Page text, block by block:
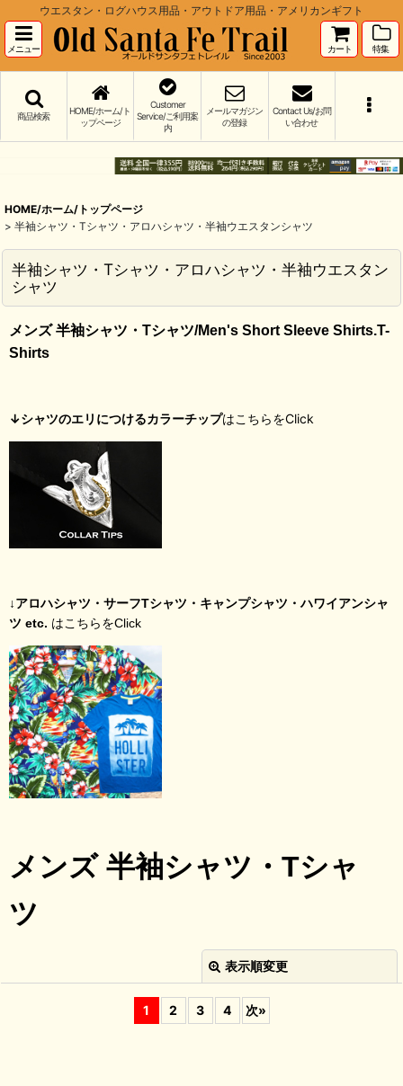
ウエスタン・ログハウス用品・アウトドア用品・アメリカンギフト
メニュー カート 特集
商品検索
HOME/ホーム/ト
ップページ
Customer
Service/ご利用案
内
メールマガジン
の登録
Contact Us/お問
い合わせ
HOME/ホーム/トップページ
> 半袖シャツ・Tシャツ・アロハシャツ・半袖ウエスタンシャツ
半袖シャツ・Tシャツ・アロハシャツ・半袖ウエスタン
シャツ
メンズ 半袖シャツ・ Tシャツ/Men's Short Sleeve Shirts.T-
Shirts
↓シャツのエリにつけるカラーチップはこちらをClick
↓アロハシャツ・サーフTシャツ・キャンプシャツ・ハワイアンシャ
ツ etc. はこちらをClick
メンズ 半袖シャツ・ Tシャ
ツ
表示順変更
1 2 3 4 次»